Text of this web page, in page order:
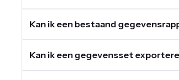
Kan ik een bestaand
Kan ik een gegevensset